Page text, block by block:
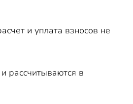
и уплата взносов не
рассчитываются в